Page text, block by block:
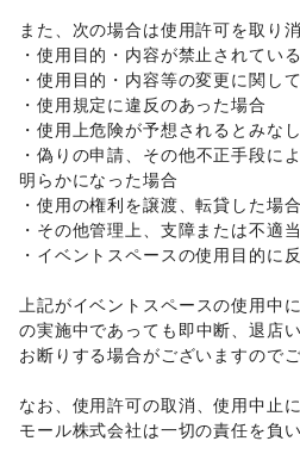
子育て・教育
ベビー用品/ランドセル/ 学習教
子供向け教室・レッスン/塾・家
その他子育て・教育
美容・健康・医療
ジム・フィットネス/ダイエット
美容・コスメ・香水
ヘアサロン・ネイルサロン/マッ
エステ・美容サービス/健康食品
女性用品・フェムテック/コンタ
エンタメ・ガジェット
PC・スマートフォン/スマホア
ゲーム /アニメ/コミック・マンガ
おもちゃ・ホビー/楽器・音楽機
Webメディア・アプリ/テレビ・
音楽・ライブ/ 演劇/占い/公営競
その他エンタメ・ガジェット
また、次の場合は使用許可を取り
・使用目的・内容が禁止されてい
・使用目的・内容等の変更に関し
・使用規定に違反のあった場合
・使用上危険が予想されるとみな
・偽りの申請、その他不正手段に
明らかになった場合
・使用の権利を譲渡、転貸した場合
・その他管理上、支障または不適
・イベントスペースの使用目的に
上記がイベントスペースの使用中
の実施中であっても即中断、退店
お断りする場合がございますので
なお、使用許可の取消、使用中止
モール株式会社は一切の責任を負